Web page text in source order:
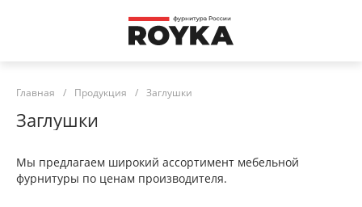
Главная / Продукция / Заглушки
Заглушки
Мы предлагаем широкий ассортимент мебельной
фурнитуры по ценам производителя.